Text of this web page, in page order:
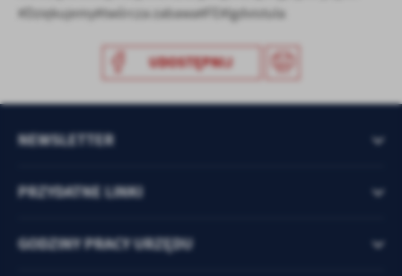
#Dziękujemy#twórcza zabawa#FE#lgdvistula
UDOSTĘPNIJ
PRZYDATNE LINKI
NEWSLETTER
GODZINY PRACY URZĘDU